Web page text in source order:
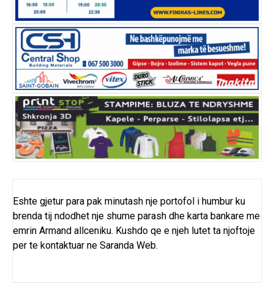
Eshte gjetur para pak minutash nje portofol i humbur ku
brenda tij ndodhet nje shume parash dhe karta bankare me
emrin Armand allceniku. Kushdo qe e njeh lutet ta njoftoje
per te kontaktuar ne Saranda Web.